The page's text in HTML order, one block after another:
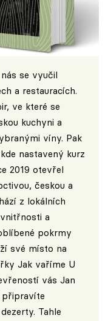
se vyučil
a restauracích.
ve které se
kuchyni a
víny. Pak
nastavený kurz
2019 otevřel
českou a
z lokálních
a
pokrmy
své místo na
Jak vaříme U
vás Jan
připravíte
Tahle